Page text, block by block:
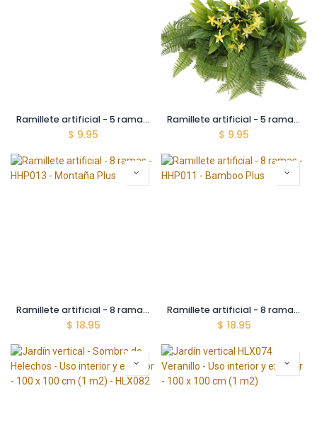
Ramillete artificial - 5 ramas - HHP014 - Granada
$ 9.95
Ramillete artificial - 5 ramas - HHP008 - Helecho Floreado Amarillo
$ 9.95
Ramillete artificial - 8 ramas - HHP013 - Montaña Plus
$ 18.95
Ramillete artificial - 8 ramas - HHP011 - Bamboo Plus
$ 18.95